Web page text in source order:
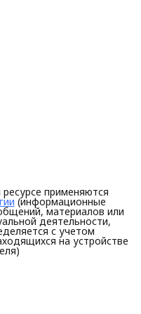
применяются
(информационные
материалов или
деятельности,
с учетом
на устройстве